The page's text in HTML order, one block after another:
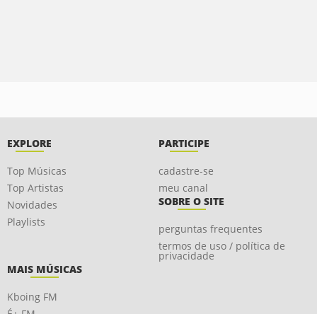
EXPLORE
Top Músicas
Top Artistas
Novidades
Playlists
PARTICIPE
cadastre-se
meu canal
SOBRE O SITE
perguntas frequentes
termos de uso / política de
privacidade
MAIS MÚSICAS
Kboing FM